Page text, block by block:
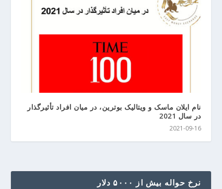
نام ایلان ماسک و ویتالیک بوترین، در میان افراد تأثیرگذار
در سال 2021
2021-09-16
نرخ حواله بیش از ۵۰۰۰ دلار